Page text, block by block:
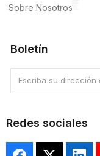
Sobre Nosotros
Boletín
Redes sociales